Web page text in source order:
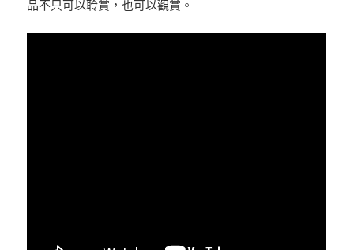
品不只可以聆賞，也可以觀賞。